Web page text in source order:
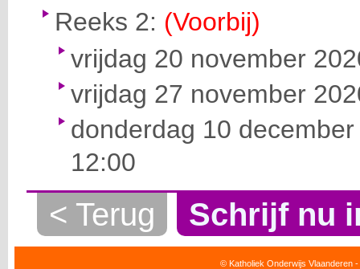
Reeks 2: (Voorbij)
vrijdag 20 november
vrijdag 27 november
donderdag 10
12:00
< Terug Schrijf nu
© Katholiek Onderwijs Vlaanderen